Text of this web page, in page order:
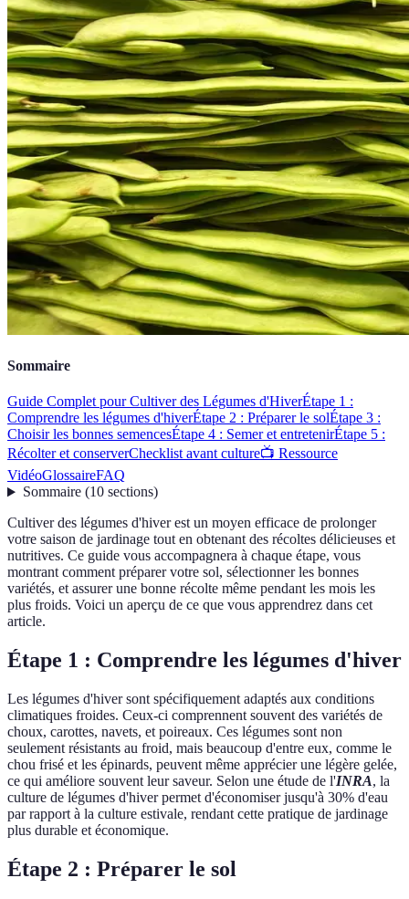
Sommaire
Guide Complet pour Cultiver des Légumes d'HiverÉtape 1 :
Comprendre les légumes d'hiverÉtape 2 : Préparer le solÉtape 3 :
Choisir les bonnes semencesÉtape 4 : Semer et entretenirÉtape 5 :
Récolter et conserverChecklist avant culture📺 Ressource
VidéoGlossaireFAQ
Sommaire(10 sections)
Cultiver des légumes d'hiver est un moyen efficace de prolonger
votre saison de jardinage tout en obtenant des récoltes délicieuses et
nutritives. Ce guide vous accompagnera à chaque étape, vous
montrant comment préparer votre sol, sélectionner les bonnes
variétés, et assurer une bonne récolte même pendant les mois les
plus froids. Voici un aperçu de ce que vous apprendrez dans cet
article.
Étape 1 : Comprendre les légumes d'hiver
Les légumes d'hiver sont spécifiquement adaptés aux conditions
climatiques froides. Ceux-ci comprennent souvent des variétés de
choux, carottes, navets, et poireaux. Ces légumes sont non
seulement résistants au froid, mais beaucoup d'entre eux, comme le
chou frisé et les épinards, peuvent même apprécier une légère gelée,
ce qui améliore souvent leur saveur. Selon une étude de l'INRA, la
culture de légumes d'hiver permet d'économiser jusqu'à 30% d'eau
par rapport à la culture estivale, rendant cette pratique de jardinage
plus durable et économique.
Étape 2 : Préparer le sol